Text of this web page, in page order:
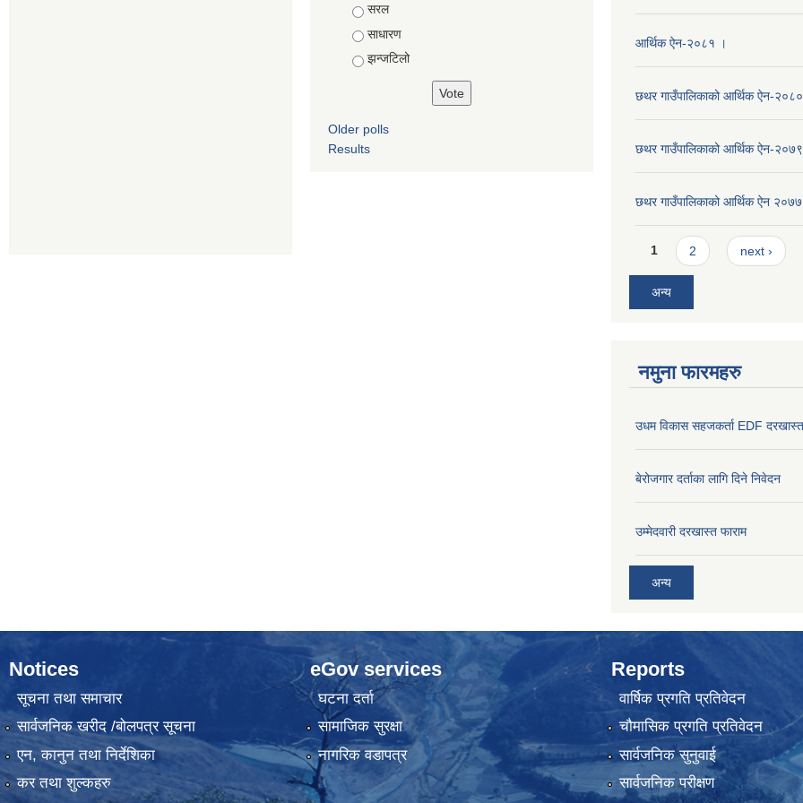
Choices
सरल
साधारण
झन्जटिलो
Older polls
Results
आर्थिक ऐन-२०८१ ।
छथर गाउँपालिकाको आर्थिक ऐन-२०८०
छथर गाउँपालिकाको आर्थिक ऐन-२०७९
छथर गाउँपालिकाको आर्थिक ऐन २०७७
Pages
1 2 next ›
अन्य
नमुना फारमहरु
उधम विकास सहजकर्ता EDF
बेरोजगार दर्ताका लागि दिने निवेदन
उम्मेदवारी दरखास्त फाराम
अन्य
Notices
सूचना तथा समाचार
सार्वजनिक खरीद /बोलपत्र सूचना
एन, कानुन तथा निर्देशिका
कर तथा शुल्कहरु
eGov services
घटना दर्ता
सामाजिक सुरक्षा
नागरिक वडापत्र
Reports
वार्षिक प्रगति प्रतिवेदन
चौमासिक प्रगति प्रतिवेदन
सार्वजनिक सुनुवाई
सार्वजनिक परीक्षण